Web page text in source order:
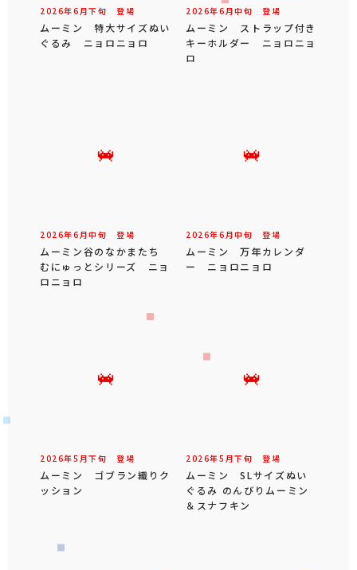
2026年6 月下旬 登場
ムーミン 特大サイズぬい
ぐるみ ニョロニョロ
2026年6 月中旬 登場
ムーミン ストラップ付き
キーホルダー ニョロニョ
ロ
2026年6 月中旬 登場
ムーミン谷のなかまたち
むにゅっとシリーズ ニョ
ロニョロ
2026年6 月中旬 登場
ムーミン 万年カレンダ
ー ニョロニョロ
2026年5 月下旬 登場
ムーミン ゴブラン織りク
ッション
2026年5 月下旬 登場
ムーミン SLサイズぬい
ぐるみ のんびりムーミン
＆スナフキン